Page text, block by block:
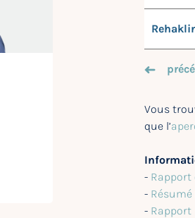
Vous
que l’
-
-
- Rapport